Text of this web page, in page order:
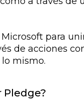
para
de acciones
mismo.
Pledge?